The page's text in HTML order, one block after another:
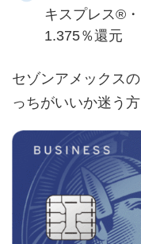
キスプレス®
1.375％還元
セゾンアメックス
っちがいいか迷う